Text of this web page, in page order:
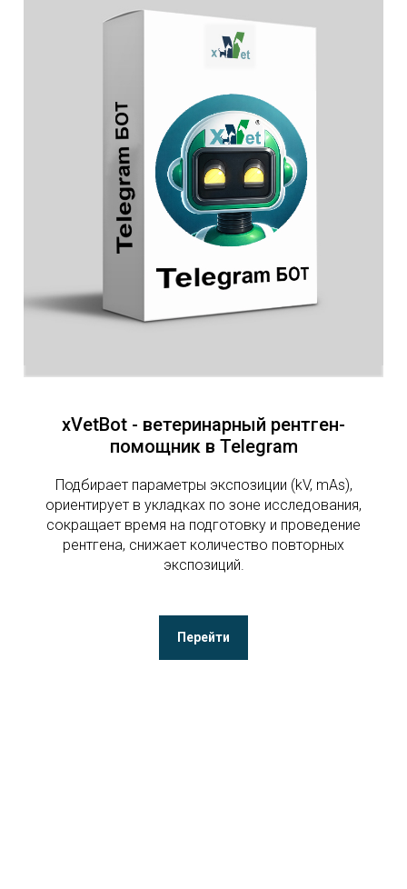
xVetBot - ветеринарный рентген-
помощник в Telegram
Подбирает параметры экспозиции (kV, mAs),
ориентирует в укладках по зоне исследования,
сокращает время на подготовку и проведение
рентгена, снижает количество повторных
экспозиций.
Перейти